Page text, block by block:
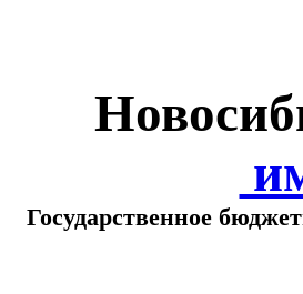
Государственное